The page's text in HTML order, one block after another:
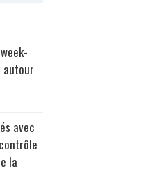
autour
avec
la